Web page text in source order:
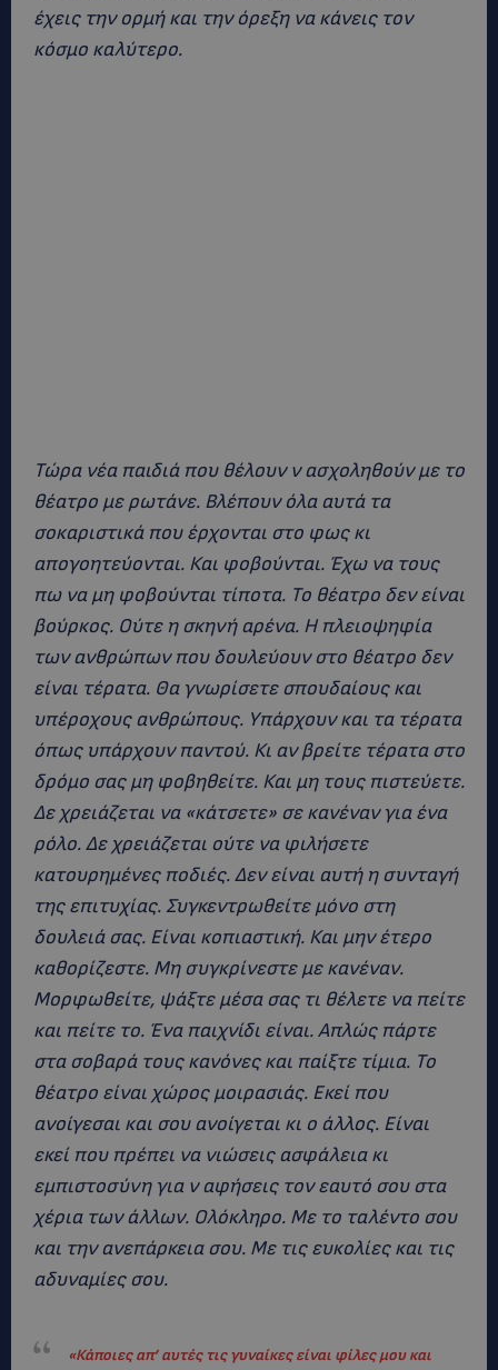
έχεις την ορμή και την όρεξη να κάνεις τον
κόσμο καλύτερο.
Τώρα νέα παιδιά που θέλουν ν ασχοληθούν με το
θέατρο με ρωτάνε. Βλέπουν όλα αυτά τα
σοκαριστικά που έρχονται στο φως κι
απογοητεύονται. Και φοβούνται. Έχω να τους
πω να μη φοβούνται τίποτα. Το θέατρο δεν είναι
βούρκος. Ούτε η σκηνή αρένα. Η πλειοψηφία
των ανθρώπων που δουλεύουν στο θέατρο δεν
είναι τέρατα. Θα γνωρίσετε σπουδαίους και
υπέροχους ανθρώπους. Υπάρχουν και τα τέρατα
όπως υπάρχουν παντού. Κι αν βρείτε τέρατα στο
δρόμο σας μη φοβηθείτε. Και μη τους πιστεύετε.
Δε χρειάζεται να «κάτσετε» σε κανέναν για ένα
ρόλο. Δε χρειάζεται ούτε να φιλήσετε
κατουρημένες ποδιές. Δεν είναι αυτή η συνταγή
της επιτυχίας. Συγκεντρωθείτε μόνο στη
δουλειά σας. Είναι κοπιαστική. Και μην έτερο
καθορίζεστε. Μη συγκρίνεστε με κανέναν.
Μορφωθείτε, ψάξτε μέσα σας τι θέλετε να πείτε
και πείτε το. Ένα παιχνίδι είναι. Απλώς πάρτε
στα σοβαρά τους κανόνες και παίξτε τίμια. Το
θέατρο είναι χώρος μοιρασιάς. Εκεί που
ανοίγεσαι και σου ανοίγεται κι ο άλλος. Είναι
εκεί που πρέπει να νιώσεις ασφάλεια κι
εμπιστοσύνη για ν αφήσεις τον εαυτό σου στα
χέρια των άλλων. Ολόκληρο. Με το ταλέντο σου
και την ανεπάρκεια σου. Με τις ευκολίες και τις
αδυναμίες σου.
«Κάποιες απ’ αυτές τις γυναίκες είναι φίλες μου και